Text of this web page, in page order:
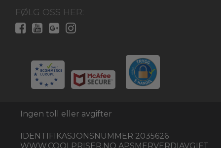
FØLG OSS HER:
Ingen toll eller avgifter
IDENTIFIKASJONSNUMMER 2035626
WWW.COOLPRISER.NO APSMERVERDIAVGIFT